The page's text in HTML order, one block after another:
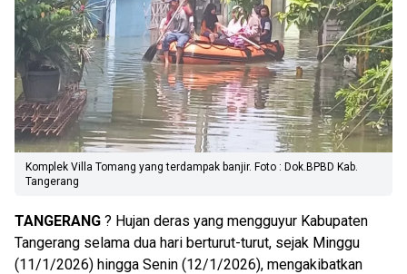
Komplek Villa Tomang yang terdampak banjir. Foto : Dok.BPBD Kab.
Tangerang
TANGERANG ? Hujan deras yang mengguyur Kabupaten
Tangerang selama dua hari berturut-turut, sejak Minggu
(11/1/2026) hingga Senin (12/1/2026), mengakibatkan